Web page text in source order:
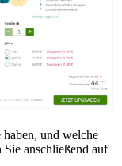
und welche
anschließend auf